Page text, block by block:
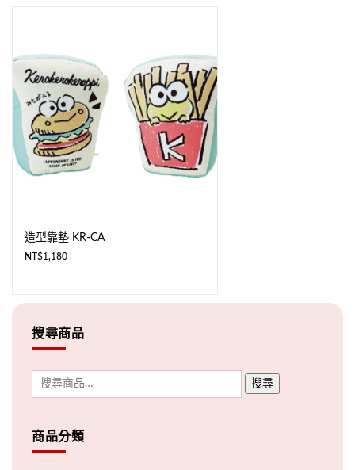
造型靠墊 KR-CA
NT$1,180
搜尋商品
搜尋
商品分類